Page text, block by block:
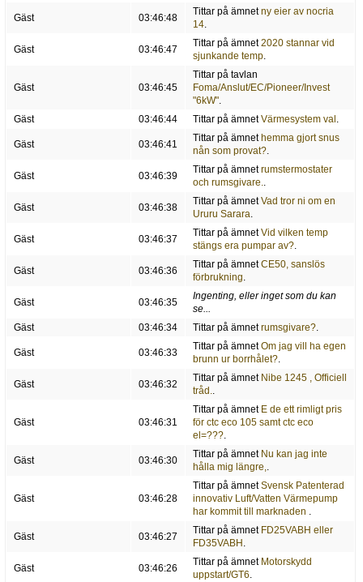
Gäst 03:46:48
Tittar på ämnetny eier av nocria
14.
Gäst 03:46:47
Tittar på ämnet2020 stannar vid
sjunkande temp.
Gäst 03:46:45
Tittar på tavlan
Foma/Anslut/EC/Pioneer/Invest
"6kW".
Gäst
03:46:44 Tittar på ämnetVärmesystem val .
Gäst 03:46:41
Tittar på ämnet hemma gjort snus
nån som provat?.
Gäst 03:46:39
Tittar på ämnetrumstermostater
och rumsgivare..
Gäst 03:46:38
Tittar på ämnetVad tror ni om en
Ururu Sarara.
Gäst 03:46:37
Tittar på ämnetVid vilken temp
stängs era pumpar av?.
Gäst 03:46:36
Tittar på ämnetCE50, sanslös
förbrukning.
Gäst 03:46:35
Ingenting, eller inget som du kan
se...
Gäst
03:46:34 Tittar på ämnetrumsgivare?.
Gäst 03:46:33
Tittar på ämnetOm jag vill ha egen
brunn ur borrhålet?.
Gäst 03:46:32
Tittar på ämnet Nibe 1245 , Officiell
tråd..
Gäst 03:46:31
Tittar på ämnet E de ett rimligt pris
för ctc eco 105 samt ctc eco
el=???.
Gäst 03:46:30
Tittar på ämnet Nu kan jag inte
hålla mig längre,.
Gäst 03:46:28
Tittar på ämnetSvensk Patenterad
innovativ Luft/Vatten Värmepump
har kommit till marknaden .
Gäst 03:46:27
Tittar på ämnet FD25VABH eller
FD35VABH .
Gäst 03:46:26
Tittar på ämnet Motorskydd
uppstart/GT6.